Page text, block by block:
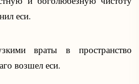
еси.
враты в пространство
возшел еси.